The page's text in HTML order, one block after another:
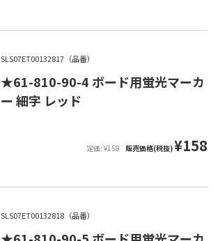
SLS07ET00132817（品番）
★61-810-90-4 ボード用蛍光マーカ
ー 細字 レッド
定価: ¥158 販売価格(税抜)¥158
SLS07ET00132818（品番）